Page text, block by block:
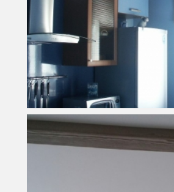
Площадь 7 м
Стоимость 3 500 руб.